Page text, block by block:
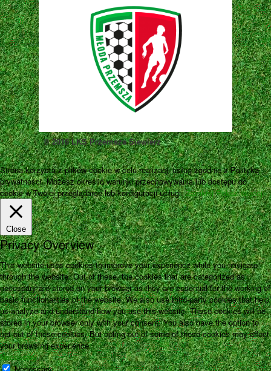
© 2016 LKS Przemsza Siewierz
Strona korzysta z plików cookie w celu realizacji usług zgodnie z Polityką
prywatności. Możesz określić warunki przechowywania lub dostępu do
cookie w Twojej przeglądarce lub konfiguracji usługi.Zamknij Pokaż więcej
Close
Privacy Overview
This website uses cookies to improve your experience while you navigate
through the website. Out of these, the cookies that are categorized as
necessary are stored on your browser as they are essential for the working of
basic functionalities of the website. We also use third-party cookies that help
us analyze and understand how you use this website. These cookies will be
stored in your browser only with your consent. You also have the option to
opt-out of these cookies. But opting out of some of these cookies may affect
your browsing experience.
Necessary
Necessary